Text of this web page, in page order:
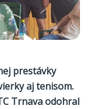
prestávky
aj tenisom.
Trnava odohral